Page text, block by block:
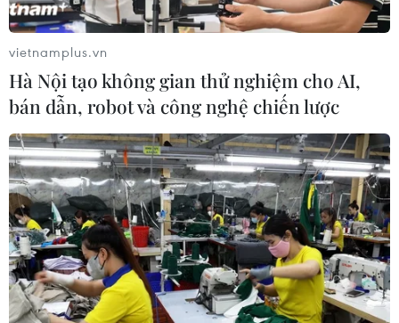
Kumamoto đối mặt với “thảm họa
kép”
04/08/2026 06:55
Tuyên Quang bổ sung hơn 11 tỷ đồng
khắc phục sạt lở do mưa lũ
04/08/2026 06:39
Thành phố Hồ Chí Minh tăng tốc
hiện đại hóa công nghệ xử lý rác
04/08/2026 05:31
vietnamplus.vn
Hà Nội tạo không gian thử nghiệm cho AI,
bán dẫn, robot và công nghệ chiến lược